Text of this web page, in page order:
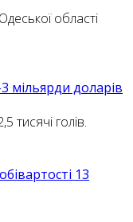
мільярди доларів
13